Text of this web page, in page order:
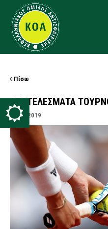
Πίσω
ΑΠΟΤΕΛΕΣΜΑΤΑ
23/03/2019